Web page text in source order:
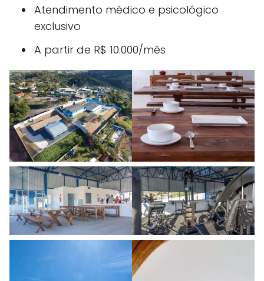
Atendimento médico e psicológico
exclusivo
A partir de R$ 10.000/mês